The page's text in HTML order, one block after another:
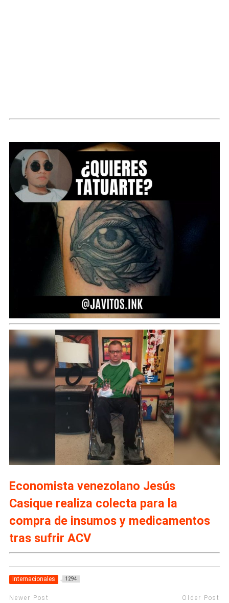
Economista venezolano Jesús
Casique realiza colecta para la
compra de insumos y medicamentos
tras sufrir ACV
Internacionales 1294
Newer Post Older Post